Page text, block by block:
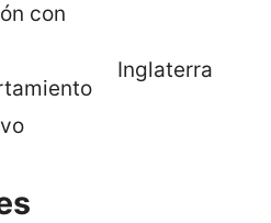
con
Inglaterra